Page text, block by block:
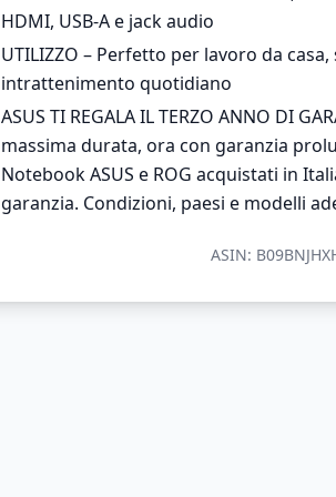
HDMI, USB-A e jack audio
UTILIZZO – Perfetto per lavoro da
intrattenimento quotidiano
ASUS TI REGALA IL TERZO ANNO DI
massima durata, ora con garanzia
Notebook ASUS e ROG acquistati in
garanzia. Condizioni, paesi e modelli
ASIN: